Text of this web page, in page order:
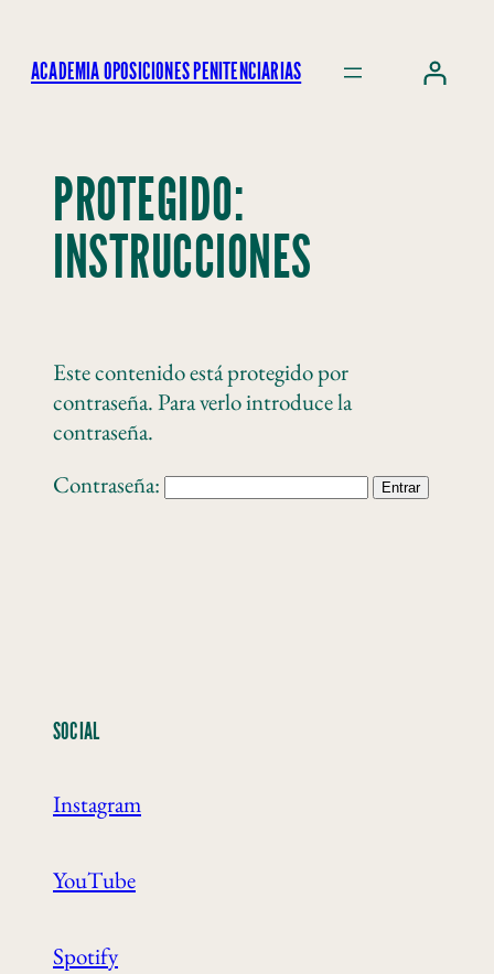
ACADEMIA OPOSICIONES PENITENCIARIAS
PROTEGIDO:
INSTRUCCIONES
Este contenido está protegido por
contraseña. Para verlo introduce la
contraseña.
Contraseña:
SOCIAL
Instagram
YouTube
Spotify